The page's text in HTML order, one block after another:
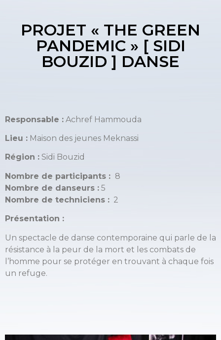
PROJET « THE GREEN
PANDEMIC » [ SIDI
BOUZID ] DANSE
Responsable : Achref Hammouda
Lieu : Maison des jeunes Meknassi
Région : Sidi Bouzid
Nombre de participants : 8
Nombre de danseurs : 5
Nombre de techniciens : 2
Présentation :
Un spectacle de danse contemporaine qui parle de la
résistance à la peur de la mort et les combats de
l’homme pour se protéger en trouvant à chaque fois
un refuge.